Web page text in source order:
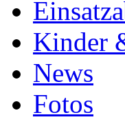
Kinder
News
Fotos